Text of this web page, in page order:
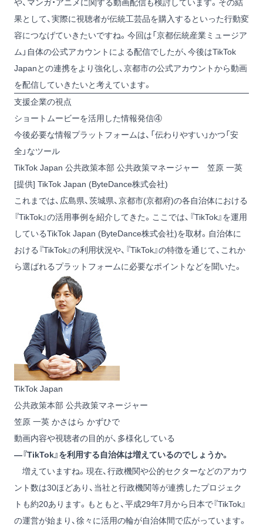
や、マンガ・アニメに関する動画配信も検討しています。その結
果として、実際に視聴者が伝統工芸品を購入するといった行動変
容につなげていきたいですね。今回は「京都伝統産業ミュージア
ム」自体の公式アカウントによる配信でしたが、今後はTikTok
Japanとの連携をより強化し、京都市の公式アカウントから動画
を配信していきたいと考えています。
支援企業の視点
ショートムービーを活用した情報発信④
今後必要な情報プラットフォームは、「伝わりやすい」かつ「安
全」なツール
TikTok Japan 公共政策本部 公共政策マネージャー 笠原 一英
[提供] TikTok Japan (ByteDance株式会社)
これまでは、広島県、茨城県、京都市(京都府)の各自治体における
『TikTok』の活用事例を紹介してきた。ここでは、『TikTok』を運用
しているTikTok Japan (ByteDance株式会社)を取材。自治体に
おける『TikTok』の利用状況や、『TikTok』の特徴を通じて、これか
ら選ばれるプラットフォームに必要なポイントなどを聞いた。
TikTok Japan
公共政策本部 公共政策マネージャー
笠原 一英 かさはら かずひで
動画内容や視聴者の目的が、多様化している
―『TikTok』を利用する自治体は増えているのでしょうか。
増えていますね。現在、行政機関や公的セクターなどのアカウ
ント数は30ほどあり、当社と行政機関等が連携したプロジェク
トも約20あります。もともと、平成29年7月から日本で『TikTok』
の運営が始まり、徐々に活用の輪が自治体間で広がっています。